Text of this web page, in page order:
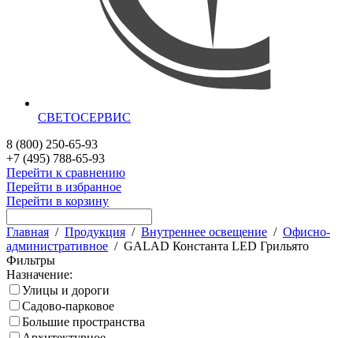
СВЕТОСЕРВИС
8 (800) 250-65-93
+7 (495) 788-65-93
Перейти к сравнению
Перейти в избранное
Перейти в корзину
Главная / Продукция / Внутреннее освещение / Офисно-
административное / GALAD Константа LED Грильято
Фильтры
Назначение:
Улицы и дороги
Садово-парковое
Большие пространства